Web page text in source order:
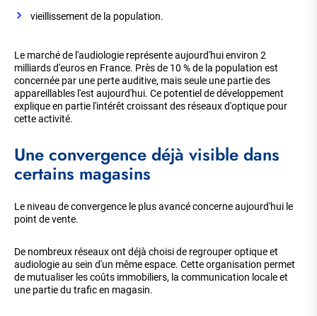
vieillissement de la population.
Le marché de l'audiologie représente aujourd'hui environ 2
milliards d'euros en France. Près de 10 % de la population est
concernée par une perte auditive, mais seule une partie des
appareillables l'est aujourd'hui. Ce potentiel de développement
explique en partie l'intérêt croissant des réseaux d'optique pour
cette activité.
Une convergence déjà visible dans
certains magasins
Le niveau de convergence le plus avancé concerne aujourd'hui le
point de vente.
De nombreux réseaux ont déjà choisi de regrouper optique et
audiologie au sein d'un même espace. Cette organisation permet
de mutualiser les coûts immobiliers, la communication locale et
une partie du trafic en magasin.